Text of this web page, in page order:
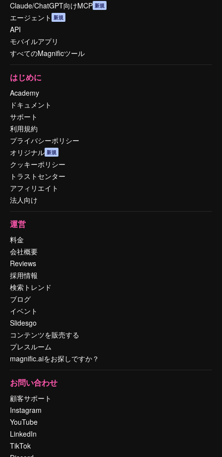
Claude/ChatGPT向けMCP 新規
エージェント 新規
API
モバイルアプリ
すべてのMagnificツール
はじめに
Academy
ドキュメント
サポート
利用規約
プライバシーポリシー
オリジナル 新規
クッキーポリシー
トラストセンター
アフィリエイト
法人向け
運営
料金
会社概要
Reviews
採用情報
検索トレンド
ブログ
イベント
Slidesgo
コンテンツを販売する
プレスルーム
magnific.aiをお探しですか？
お問い合わせ
顧客サポート
Instagram
YouTube
LinkedIn
TikTok